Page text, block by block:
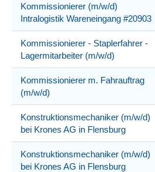
Kommissionierer (m/w/d)
Intralogistik Wareneingang #20903
Kommissionierer - Staplerfahrer -
Lagermitarbeiter (m/w/d)
Kommissionierer m. Fahrauftrag
(m/w/d)
Konstruktionsmechaniker (m/w/d)
bei Krones AG in Flensburg
Konstruktionsmechaniker (m/w/d)
bei Krones AG in Flensburg